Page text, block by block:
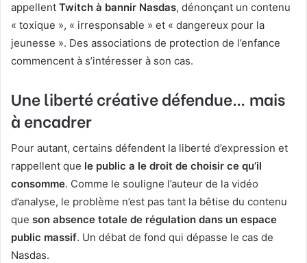
appellent Twitch à bannir Nasdas, dénonçant un contenu
« toxique », « irresponsable » et « dangereux pour la
jeunesse ». Des associations de protection de l’enfance
commencent à s’intéresser à son cas.
Une liberté créative défendue… mais
à encadrer
Pour autant, certains défendent la liberté d’expression et
rappellent que le public a le droit de choisir ce qu’il
consomme. Comme le souligne l’auteur de la vidéo
d’analyse, le problème n’est pas tant la bêtise du contenu
que son absence totale de régulation dans un espace
public massif. Un débat de fond qui dépasse le cas de
Nasdas.